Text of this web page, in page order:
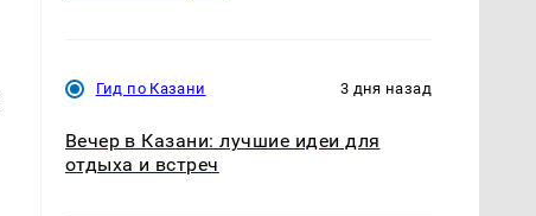
Гид по Казани 3 дня назад
Вечер в Казани: лучшие идеи для
отдыха и встреч